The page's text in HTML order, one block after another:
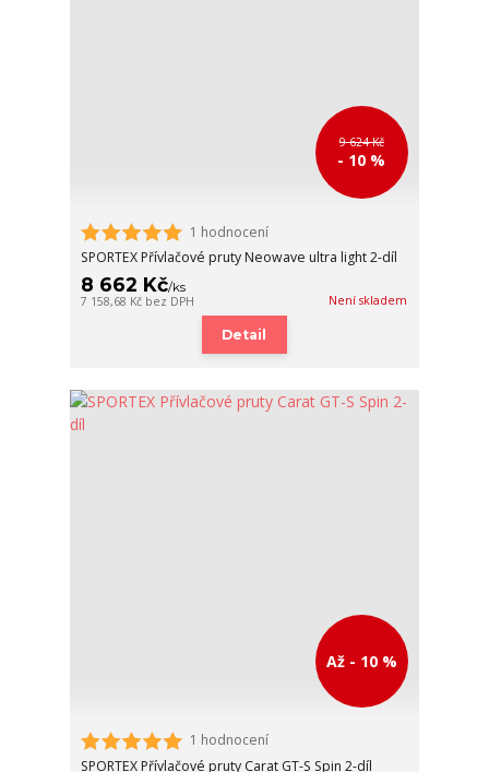
9 624 Kč
- 10 %
1 hodnocení
SPORTEX Přívlačové pruty Neowave ultra light 2-díl
8 662 Kč/ks
7 158,68 Kč bez DPH Není skladem
Detail
Až - 10 %
1 hodnocení
SPORTEX Přívlačové pruty Carat GT-S Spin 2-díl